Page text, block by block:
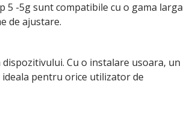
5 -5g sunt compatibile cu o gama larga
de ajustare.
Cu o instalare usoara, un
pentru orice utilizator de